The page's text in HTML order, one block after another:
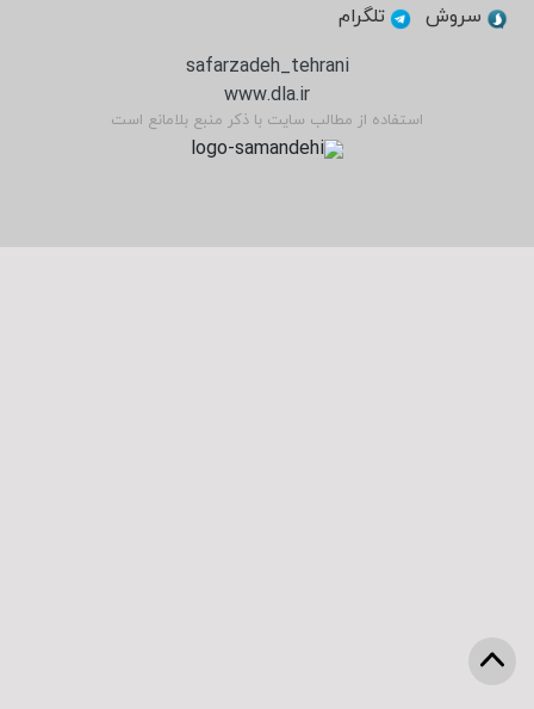
سروش
تلگرام
safarzadeh_tehrani
www.dla.ir
استفاده از مطالب سایت با ذکر منبع بلامانع است